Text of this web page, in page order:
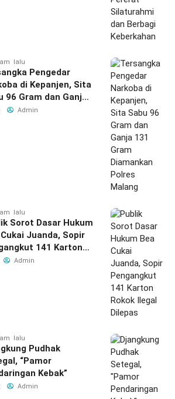
lalu
Pengedar
di Kepanjen, Sita
96 Gram dan Ganja
Diamankan
Admin
lalu
Sorot Dasar Hukum
Juanda, Sopir
141 Karton
Ilegal Dilepas
Admin
lalu
Pudhak
“Pamor
Kebak”
Admin